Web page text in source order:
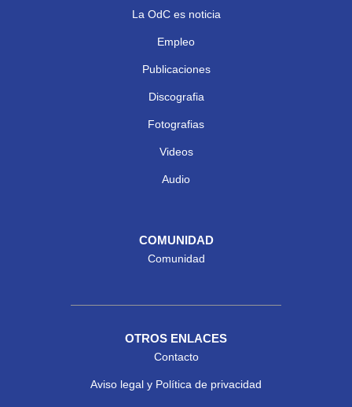
La OdC es noticia
Empleo
Publicaciones
Discografia
Fotografias
Videos
Audio
COMUNIDAD
Comunidad
OTROS ENLACES
Contacto
Aviso legal y Política de privacidad